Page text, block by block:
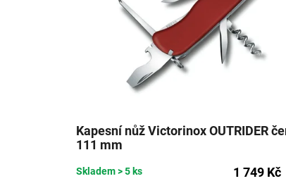
Kapesní nůž Victorinox OUTRIDER
111 mm
Skladem> 5 ks 1 749 Kč